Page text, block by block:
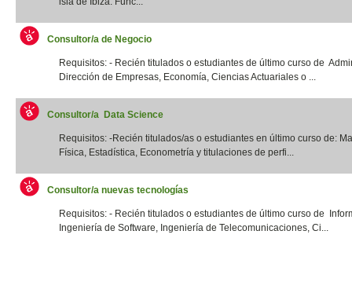
Consultor/a de Negocio
Requisitos: - Recién titulados o estudiantes de último curso de
Dirección de Empresas, Economía, Ciencias Actuariales o ...
Consultor/a Data Science
Requisitos: -Recién titulados/as o estudiantes en último curso de:
Física, Estadística, Econometría y titulaciones de perfi...
Consultor/a nuevas tecnologías
Requisitos: - Recién titulados o estudiantes de último curso de
Ingeniería de Software, Ingeniería de Telecomunicaciones, Ci...